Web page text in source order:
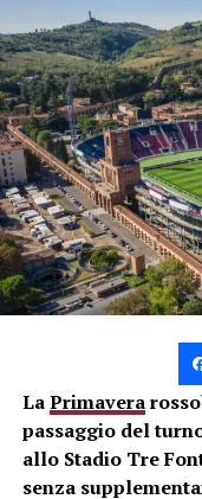
LaPrimavera
passaggio del
allo Stadio Tre
senza